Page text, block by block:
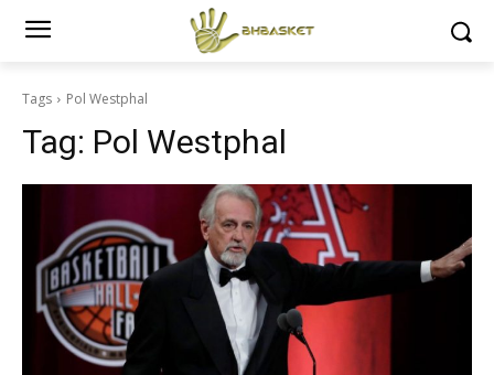
Tags Pol Westphal
Tag: Pol Westphal